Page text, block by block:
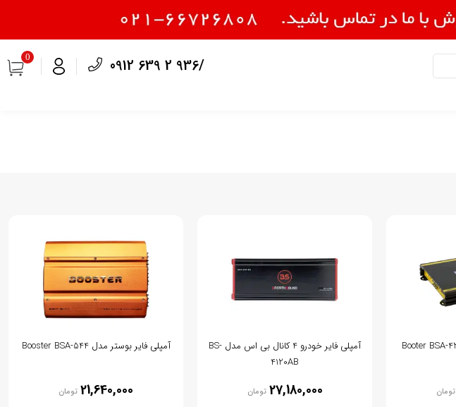
0912 639 2 936/
0
تومان
آمپلی فایر خودرو 4 کانال بی اس مدل BS-
4120AB
27,180,000 تومان
آمپلی فایر بوستر مدل Booster BSA-544
21,640,000 تومان